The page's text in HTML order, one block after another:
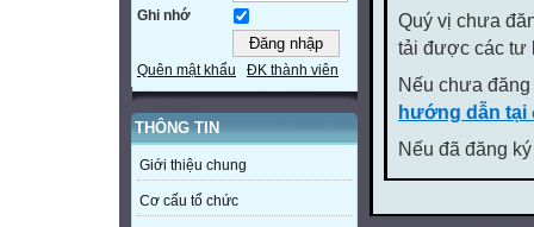
Ghi nhớ
Quên mật khẩu ĐK thành viên
THÔNG TIN
Giới thiệu chung
Cơ cấu tổ chức
Quý vị chưa
tải được các tư
Nếu chưa
hướng dẫn tại
Nếu đã đăng